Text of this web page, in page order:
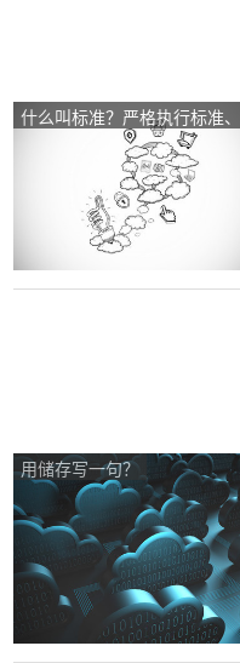
什么叫标准？严格执行标准、
随意调整标准和不执行标准分
别会有什么结果？
用储存写一句？